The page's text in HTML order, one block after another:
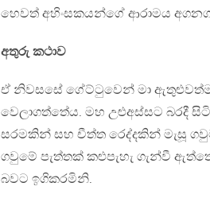
හෙවත් අහිංසකයන්ගේ ආරාමය
අතුරු කථාව
ඒ නිවසසේ ගේට්ටුවෙන් මා ඇතුළුවත්ම
වෙලාගත්තේය. මහ උළුඅස්සට බරදී
සරමකින් සහ චීත්ත රෙද්දකින් මැසූ
ගවුමේ පැත්තක් කළුපැහැ ගැන්වී
බවට ඉගිකරමිනි.